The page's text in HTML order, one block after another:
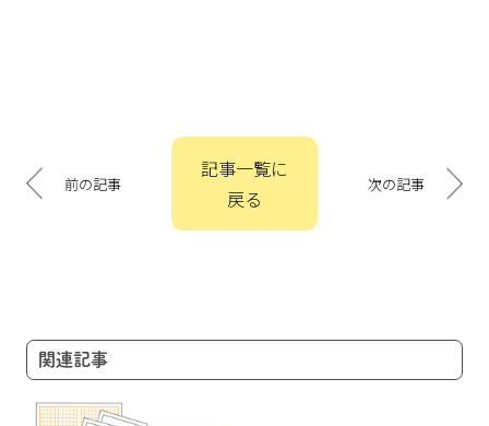
稿
ナ
ョ
ン
前の記事
記事一覧に
戻る
次の記事
関連記事